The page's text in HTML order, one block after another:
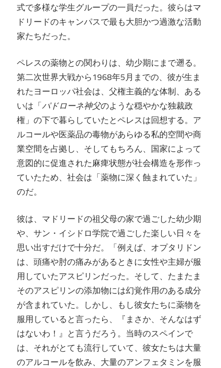
式で多様な学生グループの一員だった。彼らはマ
ドリードのキャンパスで最も大胆かつ過激な活動
家たちだった。
ペレスの薬物との関わりは、幼少期にまで遡る。
第二次世界大戦から1968年5月までの、彼が生ま
れたヨーロッパ社会は、父権主義的な体制、ある
いは「パドローネ神父のような穏やかな独裁政
権」の下で暮らしていたとペレスは回想する。ア
ルコールや医薬品の毒物があらゆる私的空間や商
業空間を占拠し、そしてもちろん、国家によって
意図的に促進された麻痺状態が社会構造を形作っ
ていたため、社会は「薬物に深く蝕まれていた」
のだ。
彼は、マドリードの祖父母の家で過ごした幼少期
や、サン・イシドロ学院で過ごした楽しい日々を
思い出すだけで十分だ。「例えば、オプタリドン
は、頭痛や肘の痛みがあるときに女性や主婦が服
用していたアスピリンだった。そして、たまたま
そのアスピリンの添加物には幻覚作用のある成分
が含まれていた。しかし、もし彼女たちに薬物を
服用していると言ったら、『まさか、そんなはず
はないわ！』と言うだろう。当時のスペインで
は、それがとても流行していて、彼女たちは大量
のアルコールを飲み、大量のアンフェタミンを服